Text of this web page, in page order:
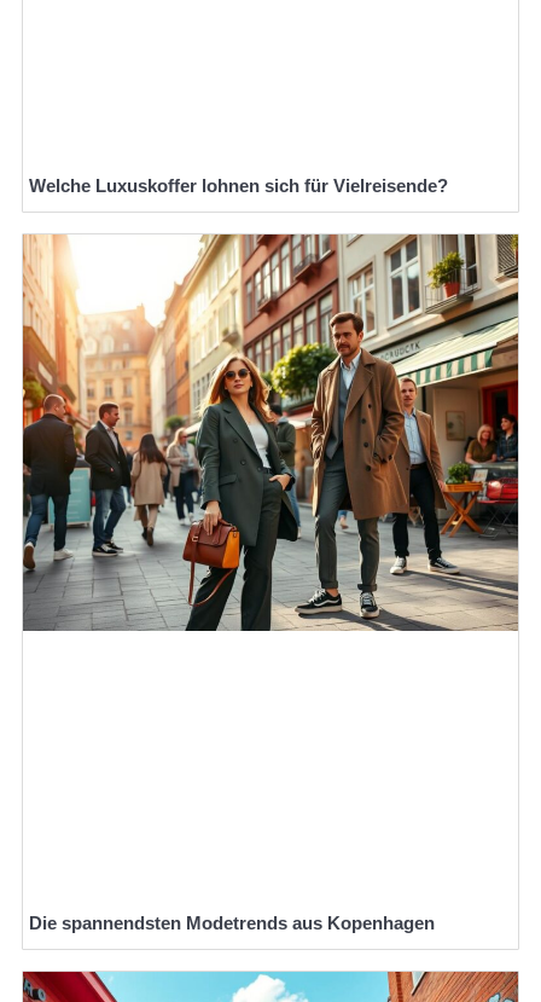
Welche Luxuskoffer lohnen sich für Vielreisende?
Die spannendsten Modetrends aus Kopenhagen